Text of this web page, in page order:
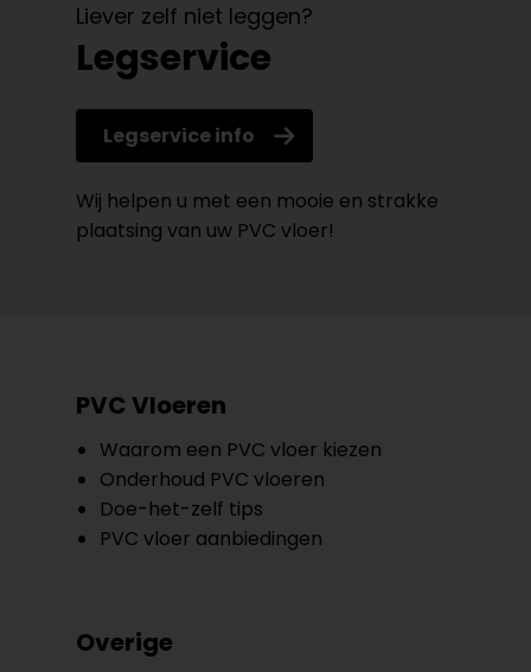
Liever zelf niet leggen?
Legservice
Legservice info
Wij helpen u met een mooie en strakke
plaatsing van uw PVC vloer!
PVC Vloeren
Waarom een PVC vloer kiezen
Onderhoud PVC vloeren
Doe-het-zelf tips
PVC vloer aanbiedingen
Overige